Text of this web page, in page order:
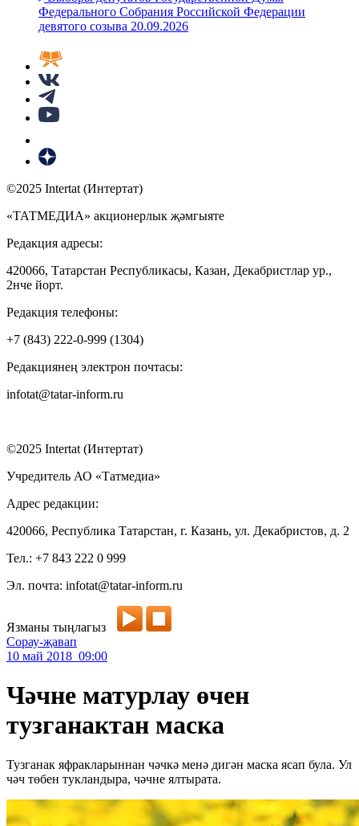
Федерального Собрания Российской Федерации
девятого созыва 20.09.2026
©2025 Intertat (Интертат)
«ТАТМЕДИА» акционерлык җәмгыяте
Редакция адресы:
420066, Татарстан Республикасы, Казан, Декабристлар ур.,
2нче йорт.
Редакция телефоны:
+7 (843) 222-0-999 (1304)
Редакциянең электрон почтасы:
infotat@tatar-inform.ru
©2025 Intertat (Интертат)
Учредитель АО «Татмедиа»
Адрес редакции:
420066, Республика Татарстан, г. Казань, ул. Декабристов, д. 2
Тел.: +7 843 222 0 999
Эл. почта: infotat@tatar-inform.ru
Язманы тыңлагыз
Сорау-җавап
10 май 2018 09:00
Чәчне матурлау өчен
тузганактан маска
Тузганак яфракларыннан чәчкә менә дигән маска ясап була. Ул
чәч төбен тукландыра, чәчне ялтырата.